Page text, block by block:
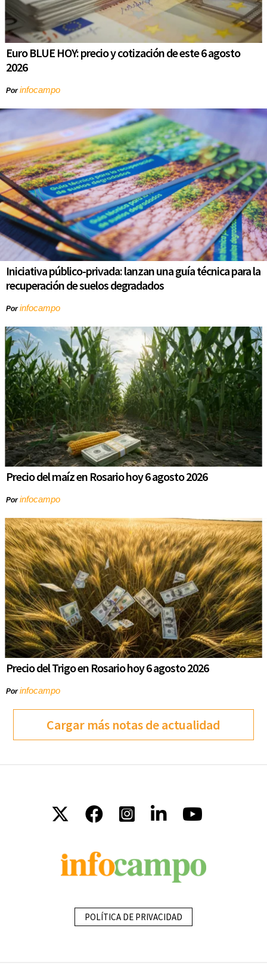
Euro BLUE HOY: precio y cotización de este 6 agosto
2026
Porinfocampo
Iniciativa público-privada: lanzan una guía técnica para la
recuperación de suelos degradados
Porinfocampo
Precio del maíz en Rosario hoy 6 agosto 2026
Porinfocampo
Precio del Trigo en Rosario hoy 6 agosto 2026
Porinfocampo
Cargar más notas de actualidad
POLÍTICA DE PRIVACIDAD